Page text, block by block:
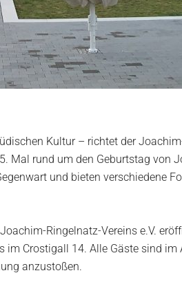
Kultur – richtet der
Mal rund um den Geburtstag von
und bieten verschiedene
Ringelnatz-Vereins e.V.
im Crostigall 14. Alle Gäste sind
anzustoßen.